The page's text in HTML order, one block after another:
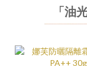
「油